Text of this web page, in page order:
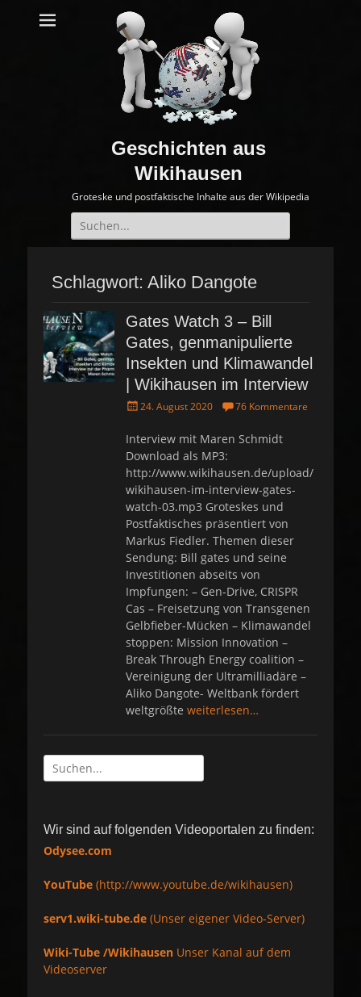
Geschichten aus
Wikihausen
Groteske und postfaktische Inhalte aus der Wikipedia
Suche
nach:
Schlagwort: Aliko Dangote
Gates Watch 3 – Bill
Gates, genmanipulierte
Insekten und Klimawandel
| Wikihausen im Interview
P
s
t
e
d
o
n
24. August 2020 76 Kommentare
Interview mit Maren Schmidt
Download als MP3:
http://www.wikihausen.de/upload/
wikihausen-im-interview-gates-
watch-03.mp3 Groteskes und
Postfaktisches präsentiert von
Markus Fiedler. Themen dieser
Sendung: Bill gates und seine
Investitionen abseits von
Impfungen: – Gen-Drive, CRISPR
Cas – Freisetzung von Transgenen
Gelbfieber-Mücken – Klimawandel
stoppen: Mission Innovation –
Break Through Energy coalition –
Vereinigung der Ultramilliadäre –
Aliko Dangote- Weltbank fördert
weltgrößte weiterlesen…
Suche
nach:
Wir sind auf folgenden Videoportalen zu finden:
Odysee.com
YouTube (http://www.youtube.de/wikihausen)
serv1.wiki-tube.de (Unser eigener Video-Server)
Wiki-Tube /Wikihausen Unser Kanal auf dem
Videoserver